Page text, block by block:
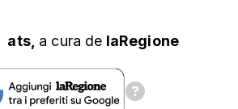
ats, a cura de laRegione